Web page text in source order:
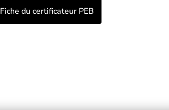
Fiche du certificateur PEB